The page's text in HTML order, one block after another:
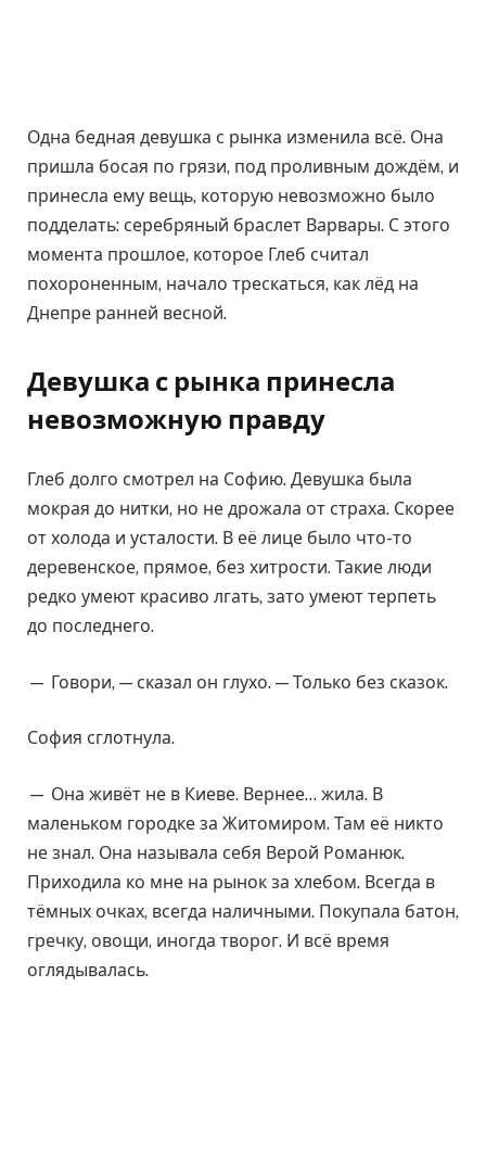
Одна бедная девушка с рынка изменила всё. Она
пришла босая по грязи, под проливным дождём, и
принесла ему вещь, которую невозможно было
подделать: серебряный браслет Варвары. С этого
момента прошлое, которое Глеб считал
похороненным, начало трескаться, как лёд на
Днепре ранней весной.
Девушка с рынка принесла
невозможную правду
Глеб долго смотрел на Софию. Девушка была
мокрая до нитки, но не дрожала от страха. Скорее
от холода и усталости. В её лице было что-то
деревенское, прямое, без хитрости. Такие люди
редко умеют красиво лгать, зато умеют терпеть
до последнего.
— Говори, — сказал он глухо. — Только без сказок.
София сглотнула.
— Она живёт не в Киеве. Вернее… жила. В
маленьком городке за Житомиром. Там её никто
не знал. Она называла себя Верой Романюк.
Приходила ко мне на рынок за хлебом. Всегда в
тёмных очках, всегда наличными. Покупала батон,
гречку, овощи, иногда творог. И всё время
оглядывалась.